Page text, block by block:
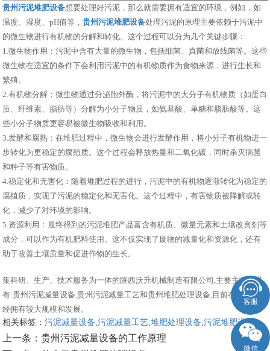
贵州污泥堆肥设备想要处理好污泥，那么就需要拥有适宜的环境，例如，如
温度、湿度、pH值等，贵州污泥堆肥设备处理污泥的原理主要依赖于污泥中
的微生物进行有机物的分解和转化。这个过程可以分为几个关键步骤：
1.微生物作用：污泥中含有大量的微生物，包括细菌、真菌和放线菌等。这些
微生物在适宜的条件下会利用污泥中的有机物质作为食物来源，进行生长和
繁殖。
2.有机物分解：微生物通过分泌胞外酶，将污泥中的大分子有机物质（如蛋白
质、纤维素、脂肪等）分解为小分子物质，如氨基酸、单糖和脂肪酸等。这
些小分子物质更容易被微生物吸收和利用。
3.发酵和腐熟：在堆肥过程中，微生物会进行发酵作用，将小分子有机物进一
步转化为更稳定的腐殖质。这个过程会释放热量和二氧化碳，同时杀灭病菌
和种子等有害物质。
4.稳定化和无害化：随着堆肥过程的进行，污泥中的有机物逐渐转化为稳定的
腐殖质，实现了污泥的稳定化和无害化。这个过程中，有害物质被降解或转
化，减少了对环境的影响。
5.资源利用：最终得到的污泥堆肥产品富含有机质、微量元素和土壤改良剂等
成分，可以作为有机肥料使用。这不仅实现了废物的减量化和资源化，还有
助于改善土壤质量和促进作物的生长。
集科研、生产、技术服务为一体的陕西沃升机械制造有限公司,主要主营产品
有:贵州污泥减量设备,贵州污泥减量工艺和贵州堆肥处理设备,目前在市场上已
经拥有较大规模和发展。
相关标签：污泥减量设备 ,污泥减量工艺 ,堆肥处理设备 ,污泥堆肥设备
上一条：贵州污泥减量设备的工作原理
客服
微信